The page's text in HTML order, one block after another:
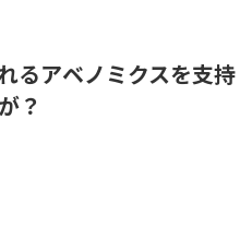
るアベノミクスを支持
？